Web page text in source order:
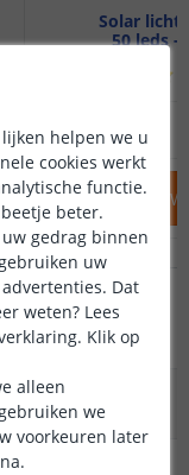
Solar
50 leds -
OP VOORRAAD
IN
helpen we u
cookies werkt
functie.
beter.
gedrag binnen
uw
Dat
weten? Lees
Klik op
alleen
we
voorkeuren later